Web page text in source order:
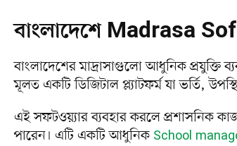
বাংলাদেশে Madrasa
বাংলাদেশের মাদ্রাসাগুলো আধুনিক প্রযুক্তি
মূলত একটি ডিজিটাল প্ল্যাটফর্ম যা ভর্তি,
এই সফটওয়্যার ব্যবহার করলে প্রশাসনিক
পারেন। এটি একটি আধুনিক School